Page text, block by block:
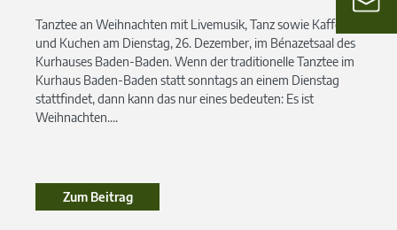
Tanztee an Weihnachten mit Livemusik, Tanz sowie Kaffee
und Kuchen am Dienstag, 26. Dezember, im Bénazetsaal des
Kurhauses Baden-Baden. Wenn der traditionelle Tanztee im
Kurhaus Baden-Baden statt sonntags an einem Dienstag
stattfindet, dann kann das nur eines bedeuten: Es ist
Weihnachten....
Zum Beitrag